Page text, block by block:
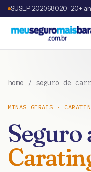
SUSEP 202068020 · 20+
home / seguro de
MINAS GERAIS ·
Seguro